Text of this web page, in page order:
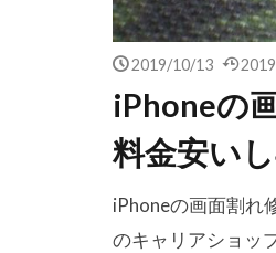
2019/10/13
iPhoneの
料金安い
iPhoneの画面割れ
のキャリアショッ